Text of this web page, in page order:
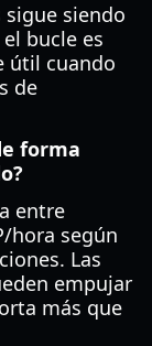
sigue siendo
bucle es
útil cuando
de
forma
entre
hora según
Las
empujar
más que